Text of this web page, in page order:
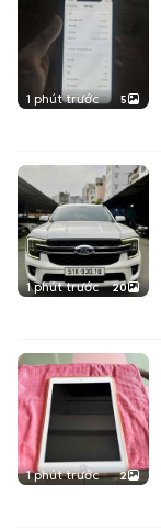
1 phút trước 5
1 phút trước 20
1 phút trước 2